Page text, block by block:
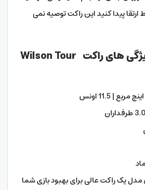
پیدا کنید این راکت توصیه نمی
مشخصات و ویژگی های راکت Wilson Tour
مدل یک راکت عالی برای بهبود بازی شما